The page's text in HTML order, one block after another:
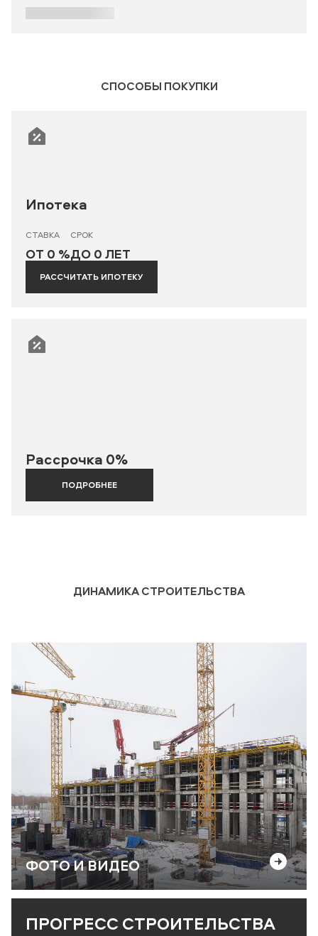
СПОСОБЫ ПОКУПКИ
Ипотека
СТАВКА
ОТ 0 %
СРОК
ДО 0 ЛЕТ
РАССЧИТАТЬ ИПОТЕКУ
Рассрочка 0%
ПОДРОБНЕЕ
ДИНАМИКА СТРОИТЕЛЬСТВА
ФОТО И ВИДЕО
ПРОГРЕСС СТРОИТЕЛЬСТВА